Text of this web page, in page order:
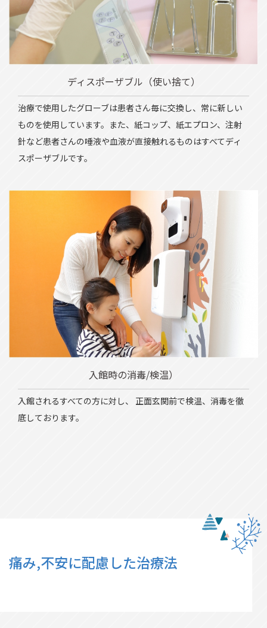
ディスポーザブル（使い捨て）
治療で使用したグローブは患者さん毎に交換し、常に新しい
ものを使用しています。また、紙コップ、紙エプロン、注射
針など患者さんの唾液や血液が直接触れるものはすべてディ
スポーザブルです。
入館時の消毒/検温）
入館されるすべての方に対し、 正面玄関前で検温、消毒を徹
底しております。
痛み,不安に配慮した治療法